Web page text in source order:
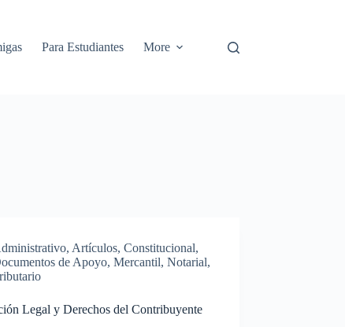
Para Estudiantes More
, Artículos,Constitucional,
de Apoyo,Mercantil,Notarial,
Legal y Derechos del Contribuyente